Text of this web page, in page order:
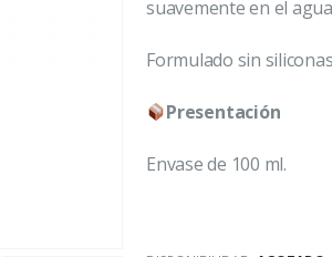
suavemente en el
Formulado sin
Presentación
Envase de 100 ml.